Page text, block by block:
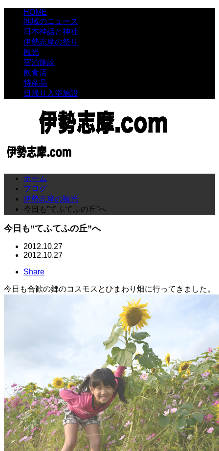
HOME
地域のニュース
日本神話と神社
伊勢志摩の祭り
観光
宿泊施設
飲食店
特産品
日帰り入浴施設
ホーム
ブログ
伊勢志摩の観光
今日も”てふてふの丘”へ
今日も”てふてふの丘”へ
2012.10.27
2012.10.27
Share
今日も合歓の郷のコスモスとひまわり畑に行ってきました。